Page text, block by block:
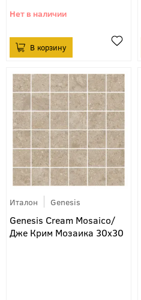
Италон Genesis
Genesis Cream Mosaico/
Дже Крим Мозаика 30х30